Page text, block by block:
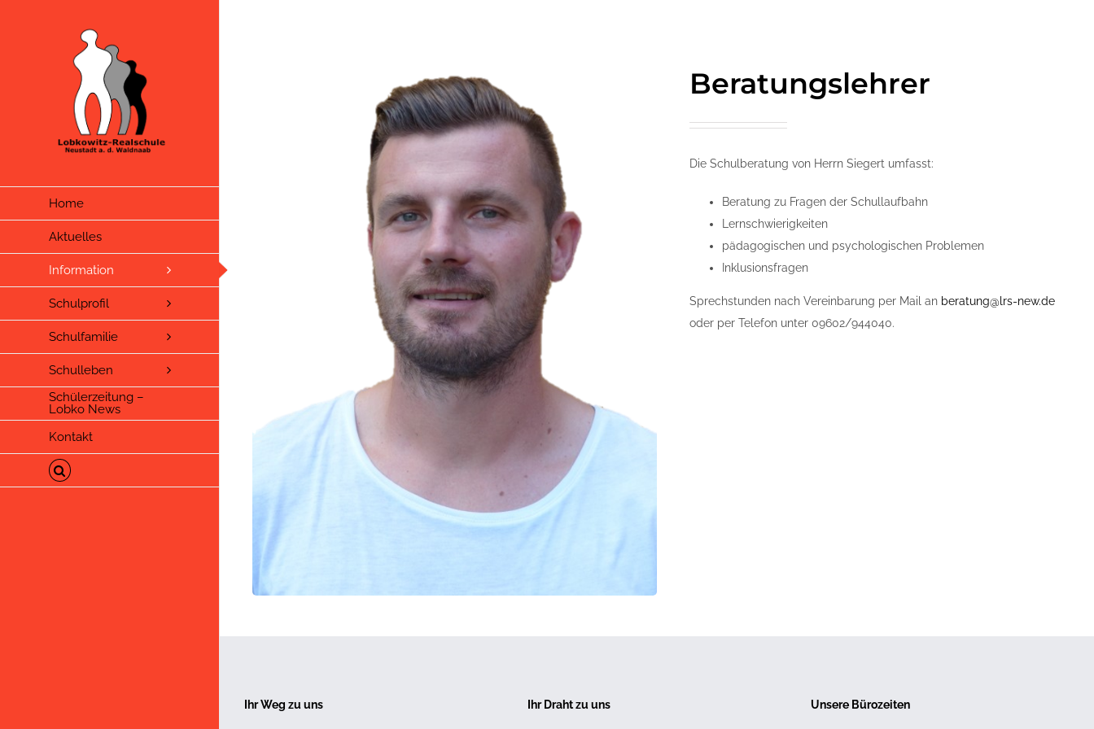
Home
Aktuelles
Information
Schulprofil
Schulfamilie
Schulleben
Schülerzeitung –
Lobko News
Kontakt
Beratungslehrer
Die Schulberatung von Herrn Siegert umfasst:
Beratung zu Fragen der Schullaufbahn
Lernschwierigkeiten
pädagogischen und psychologischen Problemen
Inklusionsfragen
Sprechstunden nach Vereinbarung per Mail an beratung@lrs-new.de
oder per Telefon unter 09602/944040.
Ihr Weg zu uns Ihr Draht zu uns Unsere Bürozeiten